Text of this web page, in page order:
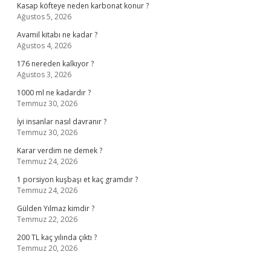
Kasap köfteye neden karbonat konur ?
Ağustos 5, 2026
Avamil kitabı ne kadar ?
Ağustos 4, 2026
176 nereden kalkıyor ?
Ağustos 3, 2026
1000 ml ne kadardır ?
Temmuz 30, 2026
İyi insanlar nasıl davranır ?
Temmuz 30, 2026
Karar verdim ne demek ?
Temmuz 24, 2026
1 porsiyon kuşbaşı et kaç gramdır ?
Temmuz 24, 2026
Gülden Yılmaz kimdir ?
Temmuz 22, 2026
200 TL kaç yılında çıktı ?
Temmuz 20, 2026